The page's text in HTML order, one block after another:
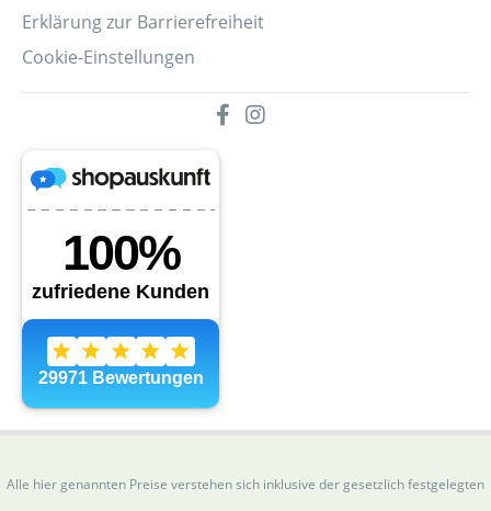
Erklärung zur Barrierefreiheit
Cookie-Einstellungen
Alle hier genannten Preise verstehen sich inklusive der gesetzlich festgelegten